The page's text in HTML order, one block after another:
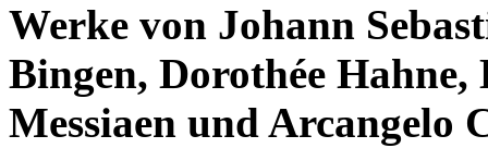
Werke von Johann
Bingen, Dorothée
Messiaen und Arcangelo